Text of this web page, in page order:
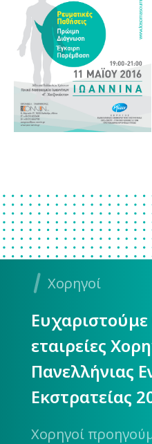
Χορηγοί
Ευχαριστούμε
εταιρείες
Πανελλήνιας
Εκστρατείας
Χορηγοί